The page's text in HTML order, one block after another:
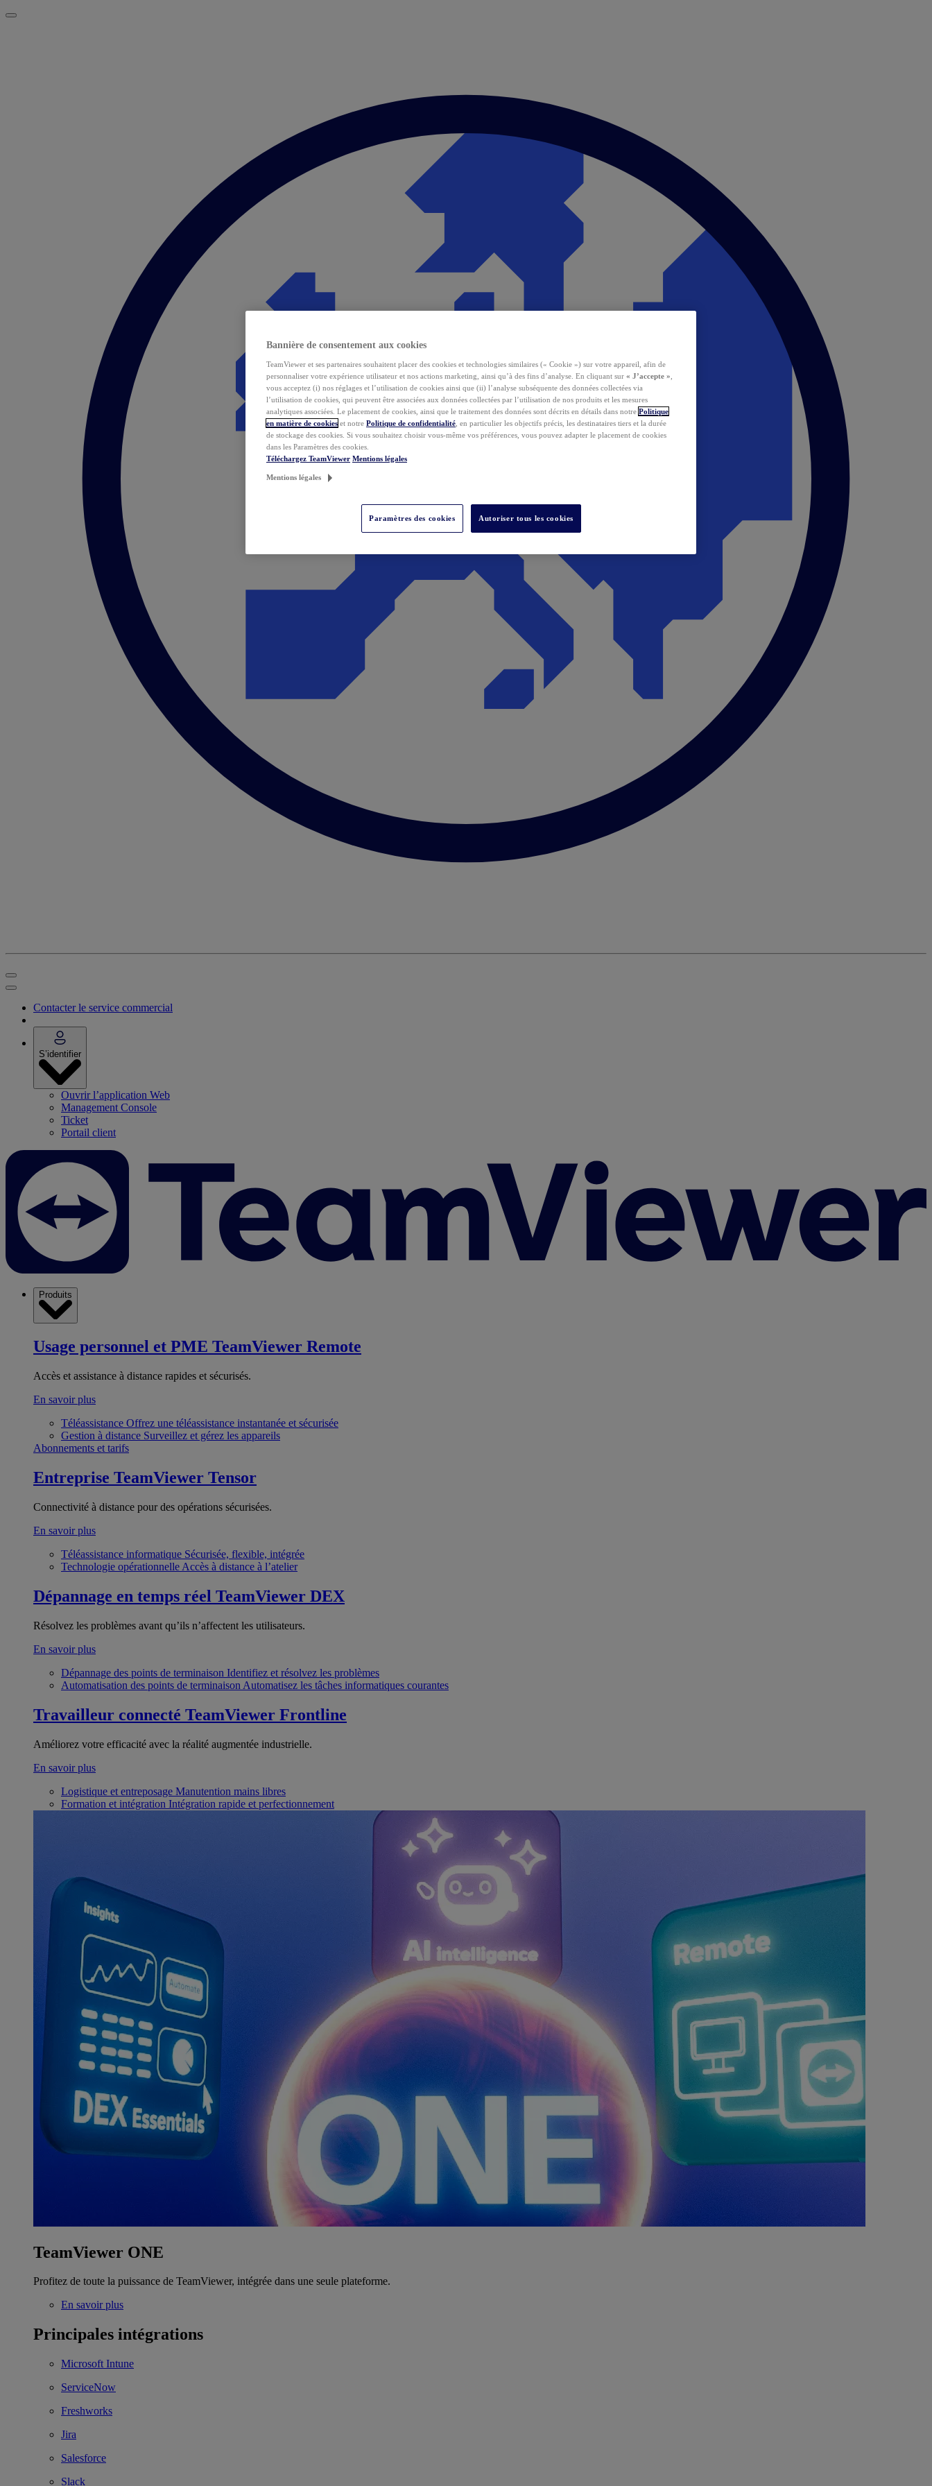
Contacter le service commercial
S’identifier
Ouvrir l’application Web
Management Console
Ticket
Portail client
Produits
Usage personnel et PME TeamViewer Remote
Accès et assistance à distance rapides et sécurisés.
En savoir plus
Téléassistance Offrez une téléassistance instantanée et sécurisée
Gestion à distance Surveillez et gérez les appareils
Abonnements et tarifs
Entreprise TeamViewer Tensor
Connectivité à distance pour des opérations sécurisées.
En savoir plus
Téléassistance informatique Sécurisée, flexible, intégrée
Technologie opérationnelle Accès à distance à l’atelier
Dépannage en temps réel TeamViewer DEX
Résolvez les problèmes avant qu’ils n’affectent les utilisateurs.
En savoir plus
Dépannage des points de terminaison Identifiez et résolvez les problèmes
Automatisation des points de terminaison Automatisez les tâches informatiques courantes
Travailleur connecté TeamViewer Frontline
Améliorez votre efficacité avec la réalité augmentée industrielle.
En savoir plus
Logistique et entreposage Manutention mains libres
Formation et intégration Intégration rapide et perfectionnement
TeamViewer ONE
Profitez de toute la puissance de TeamViewer, intégrée dans une seule plateforme.
En savoir plus
Principales intégrations
Microsoft Intune
ServiceNow
Freshworks
Jira
Salesforce
Slack
Bannière de consentement aux cookies
TeamViewer et ses partenaires souhaitent placer des cookies et technologies similaires (« Cookie ») sur votre appareil, afin de
personnaliser votre expérience utilisateur et nos actions marketing, ainsi qu’à des fins d’analyse. En cliquant sur « J’accepte »
vous acceptez (i) nos réglages et l’utilisation de cookies ainsi que (ii) l’analyse subséquente des données collectées via
l’utilisation de cookies, qui peuvent être associées aux données collectées par l’utilisation de nos produits et les mesures
analytiques associées. Le placement de cookies, ainsi que le traitement des données sont décrits en détails dans notre Politique
en matière de cookies et notre Politique de confidentialité , en particulier les objectifs précis, les destinataires tiers et la durée
de stockage des cookies. Si vous souhaitez choisir vous-même vos préférences, vous pouvez adapter le placement de cookies
dans les Paramètres des cookies.
Téléchargez TeamViewer Mentions légales
Mentions légales
Paramètres des cookies Autoriser tous les cookies